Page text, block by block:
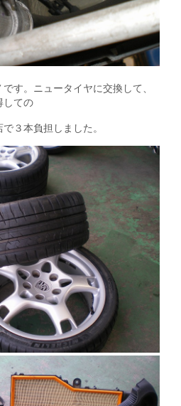
す。ニュータイヤに交換して、
しての
３本負担しました。